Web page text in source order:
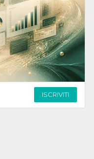
ISCRIVITI